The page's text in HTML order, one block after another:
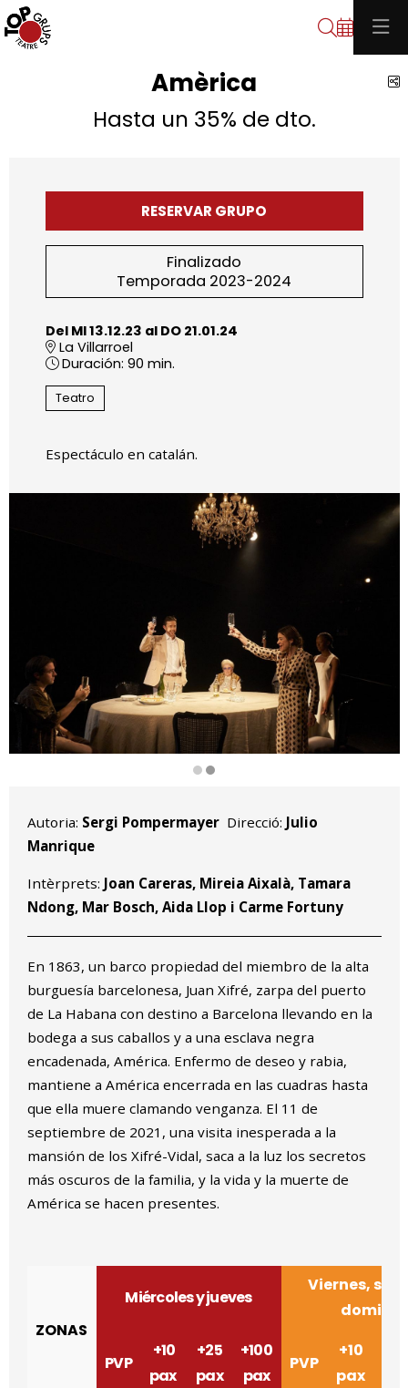
Buscar
Amèrica
Hasta un 35% de dto.
RESERVAR GRUPO
Finalizado
Temporada 2023-2024
Del MI 13.12.23 al DO 21.01.24
La Villarroel
Duración: 90 min.
Teatro
Espectáculo en catalán.
Autoria: Sergi PompermayerDirecció: Julio
Manrique
Intèrprets: Joan Careras, Mireia Aixalà, Tamara
Ndong, Mar Bosch, Aida Llop i Carme Fortuny
En 1863, un barco propiedad del miembro de la alta
burguesía barcelonesa, Juan Xifré, zarpa del puerto
de La Habana con destino a Barcelona llevando en la
bodega a sus caballos y a una esclava negra
encadenada, América. Enfermo de deseo y rabia,
mantiene a América encerrada en las cuadras hasta
que ella muere clamando venganza. El 11 de
septiembre de 2021, una visita inesperada a la
mansión de los Xifré-Vidal, saca a la luz los secretos
más oscuros de la familia, y la vida y la muerte de
América se hacen presentes.
ZONAS
Miércoles y jueves
Viernes,
PVP
+10
pax
+25
pax
+100
pax
PVP
+10
pax